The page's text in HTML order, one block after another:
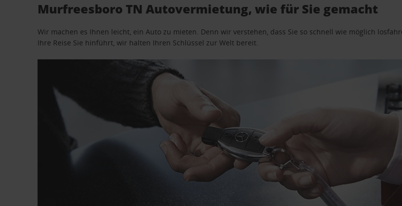
Murfreesboro TN Autovermietung, wie für Sie gemacht
Wir machen es Ihnen leicht, ein Auto zu mieten. Denn wir verstehen, dass Sie so schnell wie möglich
Ihre Reise Sie hinführt, wir halten Ihren Schlüssel zur Welt bereit.